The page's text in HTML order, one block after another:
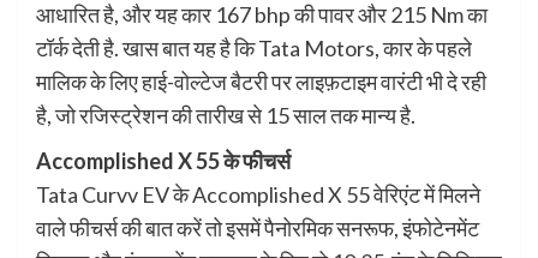
आधारित है, और यह कार 167 bhp की पावर और 215 Nm का
टॉर्क देती है. खास बात यह है कि Tata Motors, कार के पहले
मालिक के लिए हाई-वोल्टेज बैटरी पर लाइफ़टाइम वारंटी भी दे रही
है, जो रजिस्ट्रेशन की तारीख से 15 साल तक मान्य है.
Accomplished X 55 के फीचर्स
Tata Curvv EV के Accomplished X 55 वेरिएंट में मिलने
वाले फीचर्स की बात करें तो इसमें पैनोरमिक सनरूफ, इंफोटेनमेंट